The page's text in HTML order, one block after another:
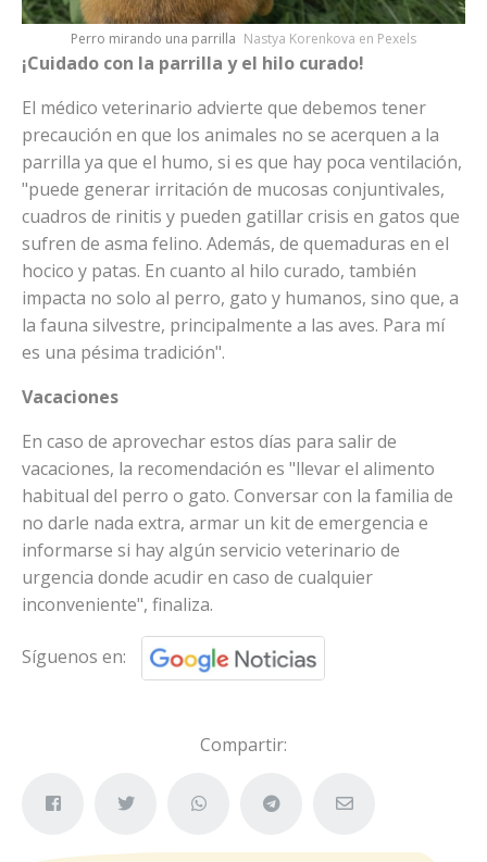
Perro mirando una parrilla Nastya Korenkova en Pexels
¡Cuidado con la parrilla y el hilo curado!
El médico veterinario advierte que debemos tener
precaución en que los animales no se acerquen a la
parrilla ya que el humo, si es que hay poca ventilación,
"puede generar irritación de mucosas conjuntivales,
cuadros de rinitis y pueden gatillar crisis en gatos que
sufren de asma felino. Además, de quemaduras en el
hocico y patas. En cuanto al hilo curado, también
impacta no solo al perro, gato y humanos, sino que, a
la fauna silvestre, principalmente a las aves. Para mí
es una pésima tradición".
Vacaciones
En caso de aprovechar estos días para salir de
vacaciones, la recomendación es "llevar el alimento
habitual del perro o gato. Conversar con la familia de
no darle nada extra, armar un kit de emergencia e
informarse si hay algún servicio veterinario de
urgencia donde acudir en caso de cualquier
inconveniente", finaliza.
Síguenos en:
Compartir: